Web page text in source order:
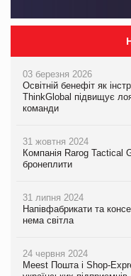
03 березня 2026
Освітній бенефіт як
ThinkGlobal підвищує
команди
31 жовтня 2024
Компанія Rarog Tactical
бронеплити
31 липня 2024
Напівфабрикати та
нема світла
24 червня 2024
Meest Пошта і Shop-